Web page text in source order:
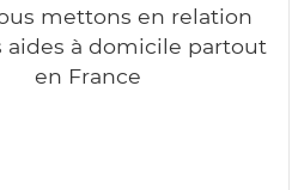
mettons en relation
aides à domicile partout
en France